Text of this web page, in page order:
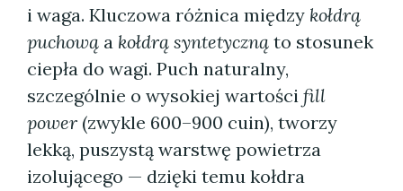
i waga. Kluczowa różnica między kołdrą
puchową a kołdrą syntetyczną to stosunek
ciepła do wagi. Puch naturalny,
szczególnie o wysokiej wartości fill
power (zwykle 600–900 cuin), tworzy
lekką, puszystą warstwę powietrza
izolującego — dzięki temu kołdra